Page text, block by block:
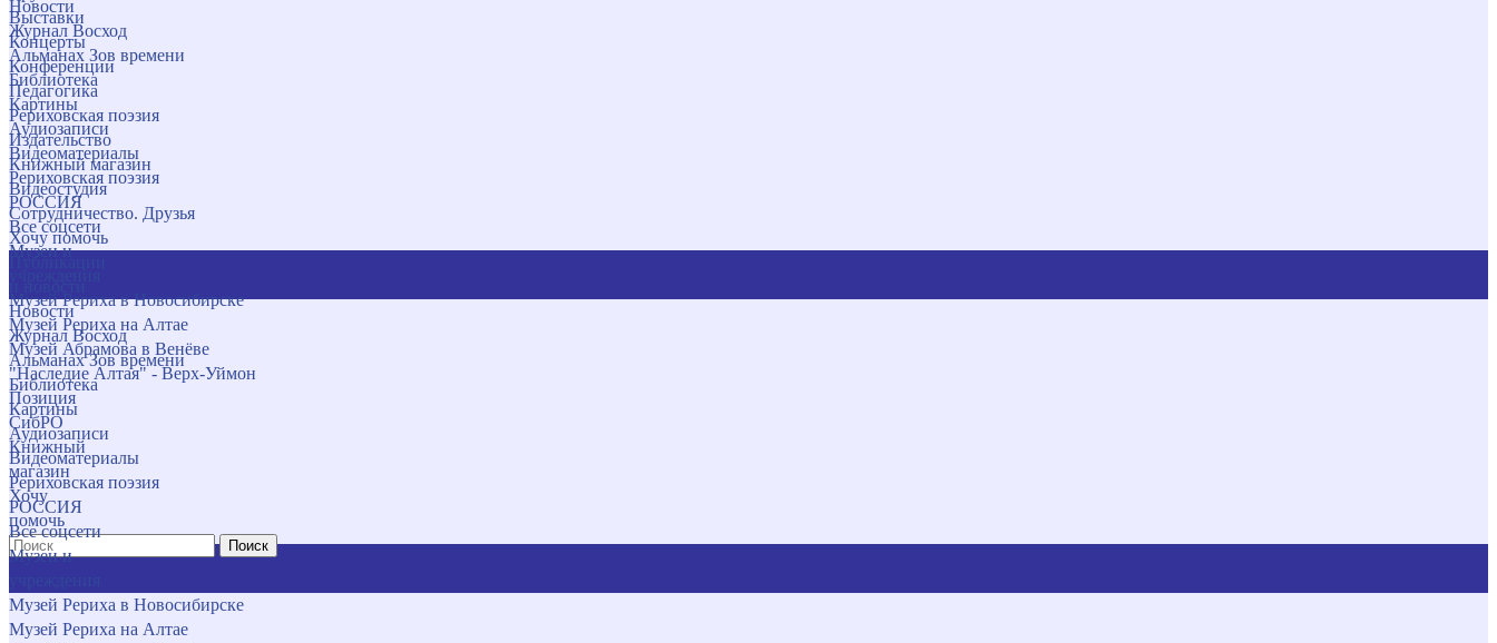
Новости
Журнал Восход
Альманах Зов времени
Библиотека
Картины
Аудиозаписи
Видеоматериалы
Рериховская поэзия
РОССИЯ
Все соцсети
Музеи и
Музей Рериха в Новосибирске
Музей Рериха на Алтае
Музей Абрамова в Венёве
"Наследие Алтая" - Верх-Уймон
Позиция
СибРО
Книжный
магазин
Хочу
помочь
Поиск
Выставки
Концерты
Конференции
Педагогика
Рериховская поэзия
Издательство
Книжный магазин
Видеостудия
Сотрудничество. Друзья
Хочу помочь
Новости
Журнал Восход
Альманах Зов времени
Библиотека
Картины
Аудиозаписи
Видеоматериалы
Рериховская поэзия
РОССИЯ
Все соцсети
Музеи и
Музей Рериха в Новосибирске
Музей Рериха на Алтае